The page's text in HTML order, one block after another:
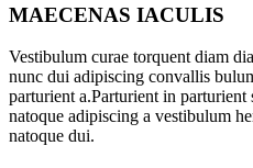
MAECENAS IACULIS
Vestibulum curae torquent diam
nunc dui adipiscing convallis
parturient a.Parturient in parturient
natoque adipiscing a vestibulum
natoque dui.